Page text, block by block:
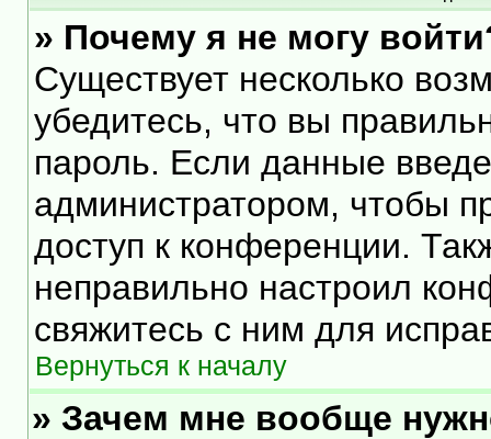
» Почему я не могу
Существует несколько
убедитесь, что вы
пароль. Если данные
администратором, чтобы
доступ к конференции.
неправильно настроил
свяжитесь с ним для
Вернуться к началу
» Зачем мне вообще